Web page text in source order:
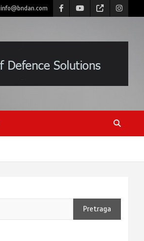
info@bndan.com
Pretraga